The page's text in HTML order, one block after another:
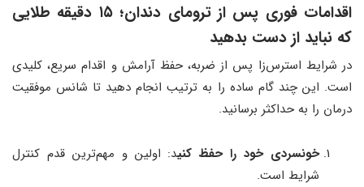
اقدامات فوری پس از ترومای دندان؛
۱۵ دقیقه طلایی
که نباید از دست بدهید
در شرایط استرس‌زا پس از ضربه، حفظ آرامش و اقدام سریع، کلیدی
است. این چند گام ساده را به ترتیب انجام دهید تا شانس موفقیت
درمان را به حداکثر برسانید.
خونسردی خود را حفظ کنید: اولین و مهم‌ترین قدم کنترل
شرایط است.